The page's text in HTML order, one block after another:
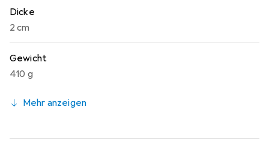
Dicke
2 cm
Gewicht
410 g
Mehr anzeigen